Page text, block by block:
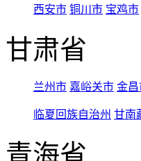
西安市 铜川市 宝鸡市
甘肃省
兰州市 嘉峪关市 金昌
临夏回族自治州 甘南
青海省